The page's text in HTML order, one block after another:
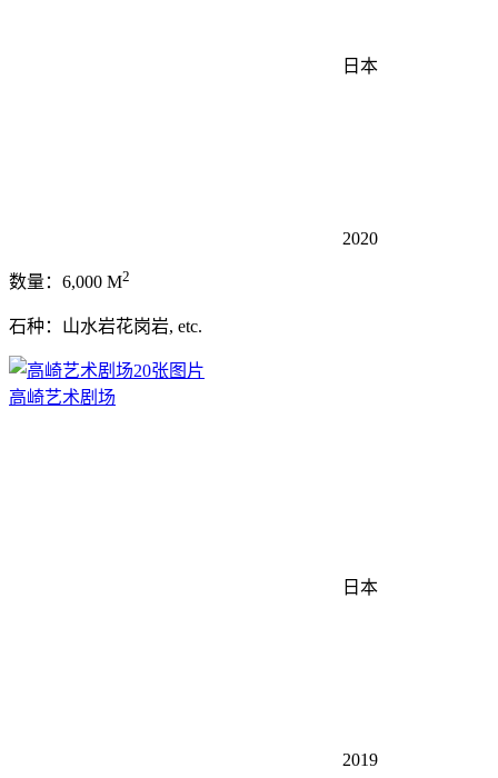
日本
2020
数量：6,000 M2
石种：山水岩花岗岩, etc.
20张图片
高崎艺术剧场
日本
2019